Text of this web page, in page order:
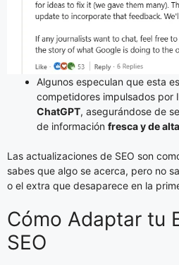
Algunos especulan que esta
competidores impulsados por
ChatGPT, asegurándose de
de información fresca y de
Las actualizaciones de SEO son
sabes que algo se acerca, pero no
o el extra que desaparece en la
Cómo Adaptar tu
SEO